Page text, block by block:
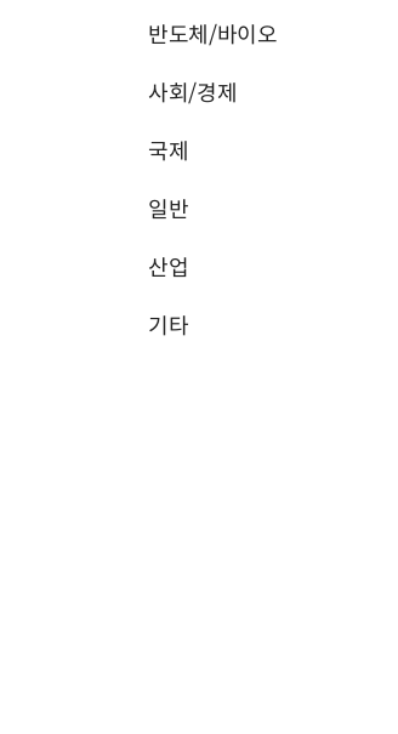
반도체/바이오
사회/경제
국제
일반
산업
기타